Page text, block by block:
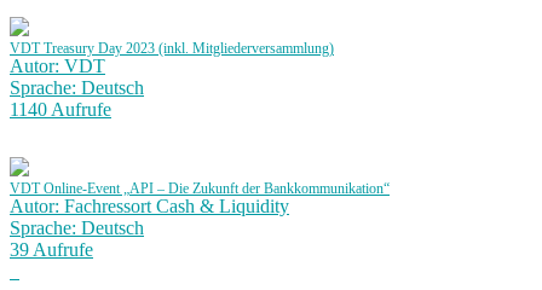
VDT Treasury Day 2023 (inkl. Mitgliederversammlung)
Autor: VDT
Sprache: Deutsch
1140 Aufrufe
VDT Online-Event „API – Die Zukunft der Bankkommunikation“
Autor: Fachressort Cash & Liquidity
Sprache: Deutsch
39 Aufrufe